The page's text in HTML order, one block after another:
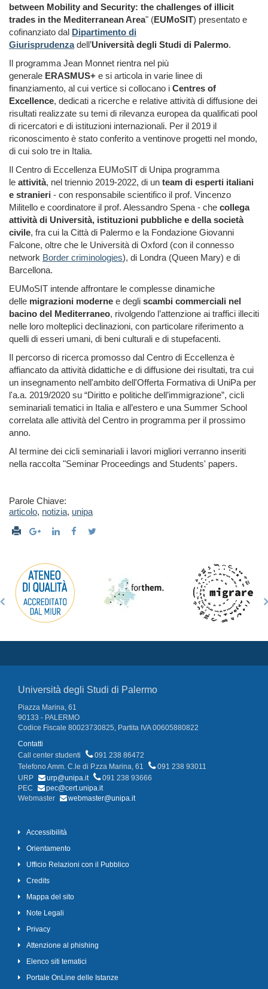
between Mobility and Security: the challenges of illicit
trades in the Mediterranean Area" (EUMoSIT) presentato e
cofinanziato dal Dipartimento di
Giurisprudenzadell’Università degli Studi di Palermo.
Il programma Jean Monnet rientra nel più
generale ERASMUS+ e si articola in varie linee di
finanziamento, al cui vertice si collocano i Centres of
Excellence, dedicati a ricerche e relative attività di diffusione dei
risultati realizzate su temi di rilevanza europea da qualificati pool
di ricercatori e di istituzioni internazionali. Per il 2019 il
riconoscimento è stato conferito a ventinove progetti nel mondo,
di cui solo tre in Italia.
Il Centro di Eccellenza EUMoSIT di Unipa programma
le attività, nel triennio 2019-2022, di un team di esperti italiani
e stranieri - con responsabile scientifico il prof. Vincenzo
Militello e coordinatore il prof. Alessandro Spena - che collega
attività di Università, istituzioni pubbliche e della società
civile, fra cui la Città di Palermo e la Fondazione Giovanni
Falcone, oltre che le Università di Oxford (con il connesso
network Border criminologies), di Londra (Queen Mary) e di
Barcellona.
EUMoSIT intende affrontare le complesse dinamiche
delle migrazioni moderne e degli scambi commerciali nel
bacino del Mediterraneo, rivolgendo l’attenzione ai traffici illeciti
nelle loro molteplici declinazioni, con particolare riferimento a
quelli di esseri umani, di beni culturali e di stupefacenti.
Il percorso di ricerca promosso dal Centro di Eccellenza è
affiancato da attività didattiche e di diffusione dei risultati, tra cui
un insegnamento nell'ambito dell'Offerta Formativa di UniPa per
l'a.a. 2019/2020 su “Diritto e politiche dell’immigrazione”, cicli
seminariali tematici in Italia e all’estero e una Summer School
correlata alle attività del Centro in programma per il prossimo
anno.
Al termine dei cicli seminariali i lavori migliori verranno inseriti
nella raccolta "Seminar Proceedings and Students' papers.
Parole Chiave:
articolo, notizia, unipa
Università degli Studi di Palermo
Piazza Marina, 61
90133 - PALERMO
Codice Fiscale 80023730825, Partita IVA 00605880822
Contatti
Call center studenti
091 238 86472
Telefono Amm. C.le di P.zza Marina, 61
091 238 93011
URP
urp@unipa.it
091 238 93666
PEC
pec@cert.unipa.it
Webmaster
webmaster@unipa.it
Accessibilità
Orientamento
Ufficio Relazioni con il Pubblico
Credits
Mappa del sito
Note Legali
Privacy
Attenzione al phishing
Elenco siti tematici
Portale OnLine delle Istanze